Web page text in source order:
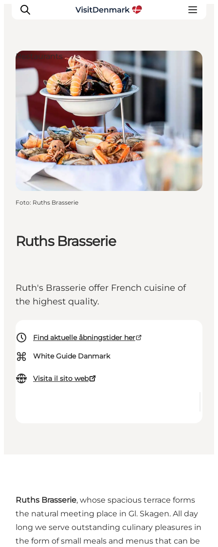
Ispirazioni
Dove andare
Cosa fare
Dove dormire
Pianifica il viaggio
Ruths Brasserie
Ruth's Brasserie offer French cuisine of
the highest quality.
Find aktuelle åbningstider her
⌘ White Guide Danmark
Visita il sito web
Restaurants
Foto: Ruths Brasserie
Ruths Brasserie, whose spacious terrace forms
the natural meeting place in Gl. Skagen. All day
long we serve outstanding culinary pleasures in
the form of small meals and menus that can be